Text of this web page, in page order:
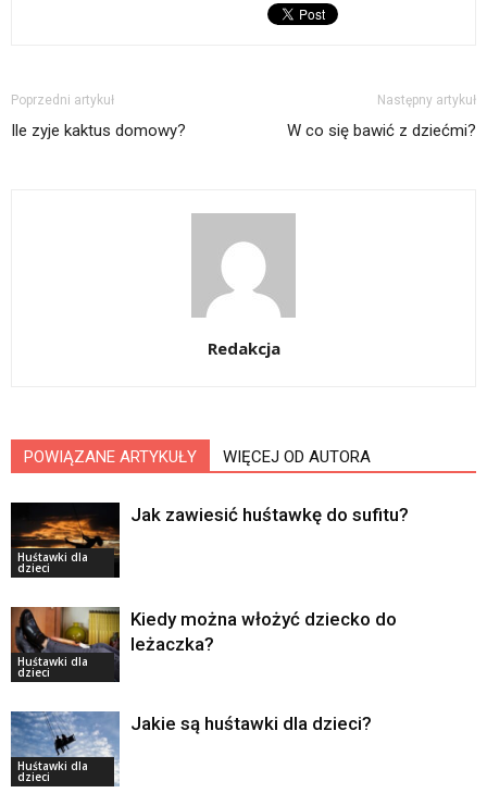
Poprzedni artykuł
Ile zyje kaktus domowy?
Następny artykuł
W co się bawić z dziećmi?
Redakcja
POWIĄZANE ARTYKUŁY WIĘCEJ OD AUTORA
Huśtawki dla
dzieci
Jak zawiesić huśtawkę do sufitu?
Huśtawki dla
dzieci
Kiedy można włożyć dziecko do
leżaczka?
Huśtawki dla
dzieci
Jakie są huśtawki dla dzieci?